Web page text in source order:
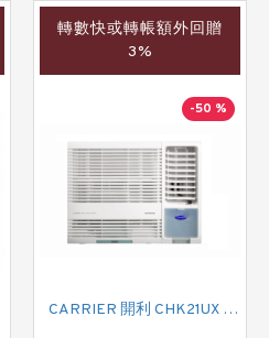
轉數快或轉帳額外回贈
3%
-50 %
CARRIER 開利 CHK21UX 二匹半 變頻淨冷窗口式冷氣機 (附遙控)